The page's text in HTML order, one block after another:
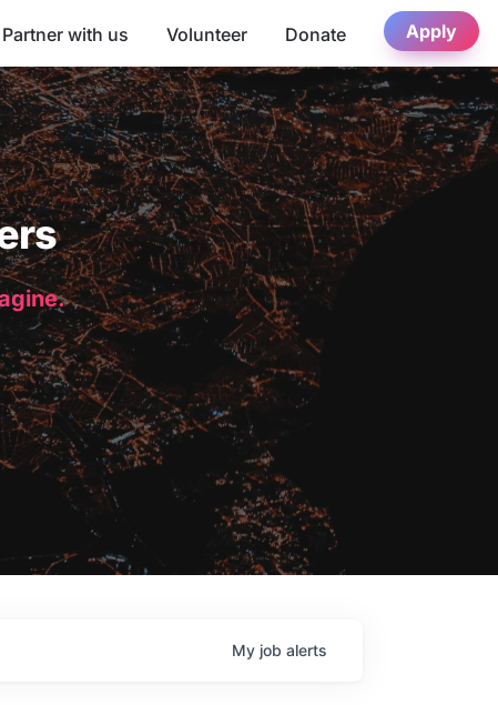
Partner with us Volunteer Donate Apply
My job alerts